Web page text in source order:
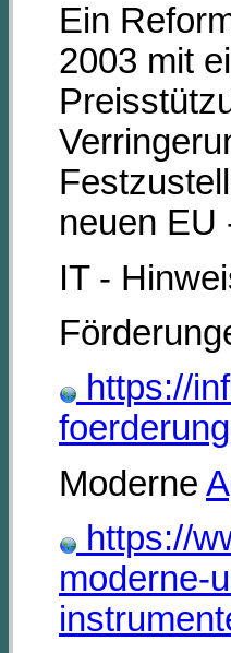
Ein
2003 mit
neuen EU
IT -
https://
Moderne
https://
moderne-